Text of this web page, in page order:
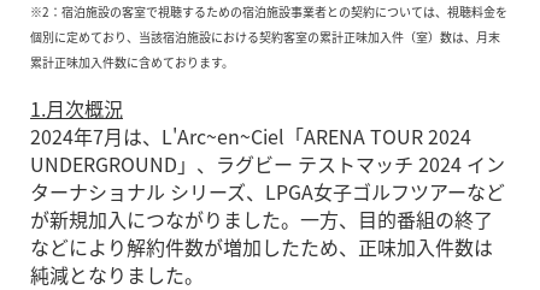
※2：宿泊施設の客室で視聴するための宿泊施設事業者との契約については、視聴料金を
個別に定めており、当該宿泊施設における契約客室の累計正味加入件（室）数は、月末
累計正味加入件数に含めております。
1.月次概況
2024年7月は、L'Arc~en~Ciel「ARENA TOUR 2024
UNDERGROUND」、ラグビー テストマッチ 2024 イン
ターナショナル シリーズ、LPGA女子ゴルフツアーなど
が新規加入につながりました。一方、目的番組の終了
などにより解約件数が増加したため、正味加入件数は
純減となりました。